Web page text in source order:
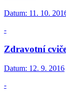
Datum: 11. 10.
-
Zdravotní
Datum: 12. 9. 2016
-